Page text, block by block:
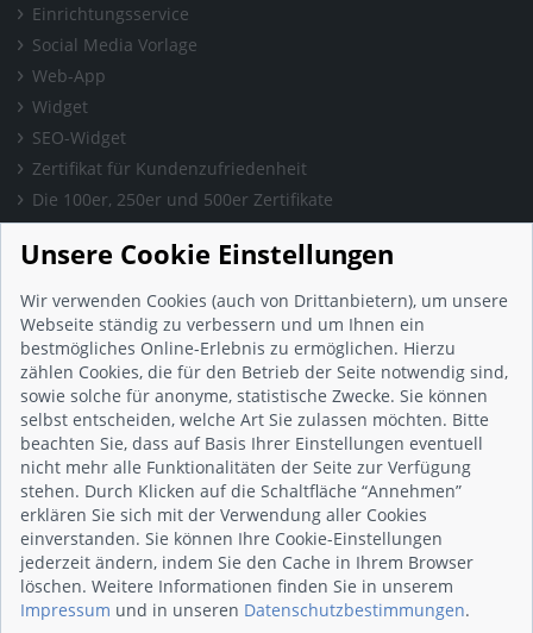
Einrichtungsservice
Social Media Vorlage
Web-App
Widget
SEO-Widget
Zertifikat für Kundenzufriedenheit
Die 100er, 250er und 500er Zertifikate
Presse & Wissen
Presse und Informationen
Blog
Häufig gestellte Fragen (FAQ)
Studie: Digitalisierungsbarometer
Initiative gegen Fake-Bewertungen
Kunden Informationen
Beratungsgespräch vereinbaren
Impressum
Datenschutz
AGB
Nutzungsbedingungen
Unsere Cookie Einstellungen
Wir verwenden Cookies (auch von Drittanbietern), um unsere
Webseite ständig zu verbessern und um Ihnen ein
bestmögliches Online-Erlebnis zu ermöglichen. Hierzu
zählen Cookies, die für den Betrieb der Seite notwendig sind,
sowie solche für anonyme, statistische Zwecke. Sie können
selbst entscheiden, welche Art Sie zulassen möchten. Bitte
beachten Sie, dass auf Basis Ihrer Einstellungen eventuell
nicht mehr alle Funktionalitäten der Seite zur Verfügung
stehen. Durch Klicken auf die Schaltfläche “Annehmen”
erklären Sie sich mit der Verwendung aller Cookies
einverstanden. Sie können Ihre Cookie-Einstellungen
jederzeit ändern, indem Sie den Cache in Ihrem Browser
löschen. Weitere Informationen finden Sie in unserem
Impressum und in unseren Datenschutzbestimmungen.